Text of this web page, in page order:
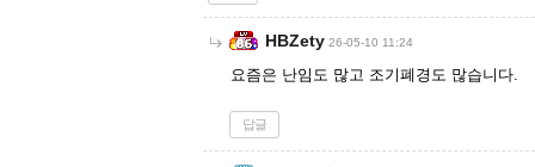
HBZety 26-05-10 11:24
요즘은 난임도 많고 조기폐경도 많습니다.
답글